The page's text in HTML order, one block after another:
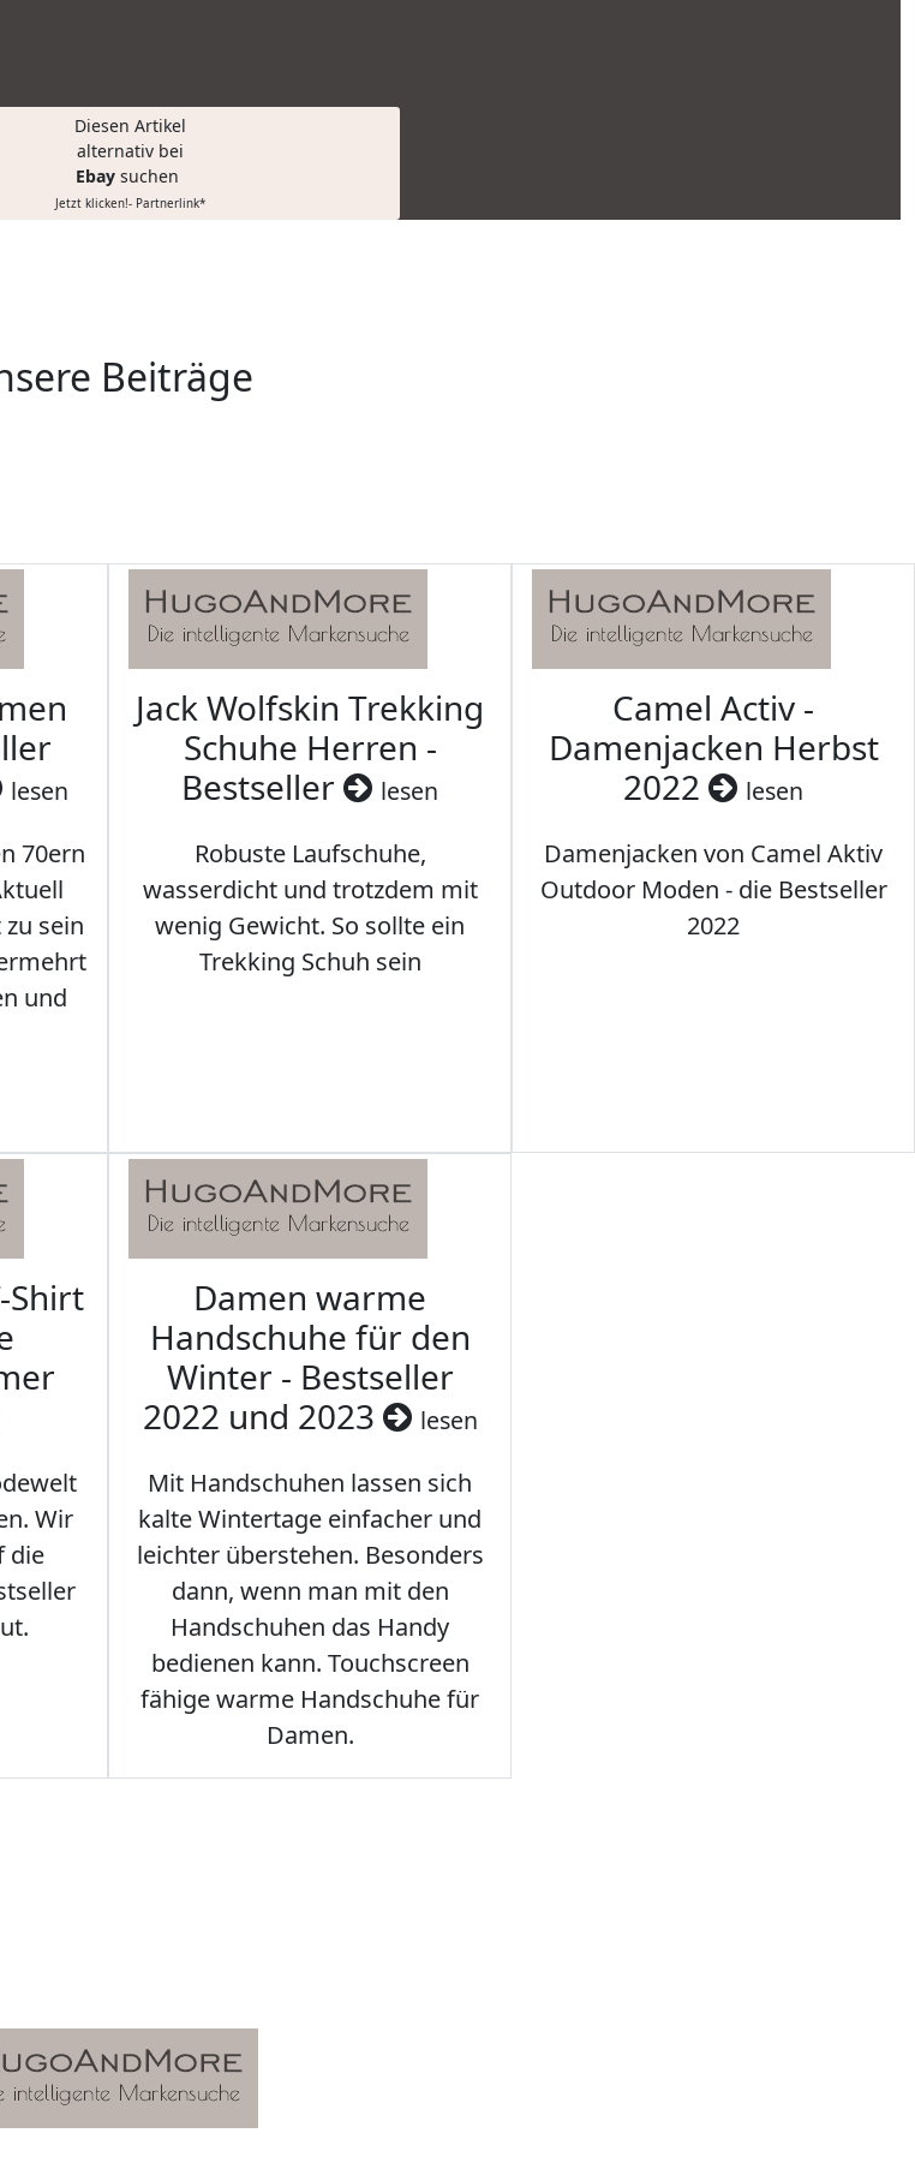
Diesen Artikel
alternativ bei
Ebay suchen
Jetzt klicken!- Partnerlink*
Beiträge
lesen
70ern
sein
und
Jack Wolfskin Trekking
Schuhe Herren -
Bestseller
lesen
Robuste Laufschuhe,
wasserdicht und trotzdem mit
wenig Gewicht. So sollte ein
Trekking Schuh sein
Camel Activ -
Damenjacken Herbst
2022
lesen
Damenjacken von Camel Aktiv
Outdoor Moden - die Bestseller
2022
Shirt
Wir
die
Damen warme
Handschuhe für den
Winter - Bestseller
2022 und 2023
lesen
Mit Handschuhen lassen sich
kalte Wintertage einfacher und
leichter überstehen. Besonders
dann, wenn man mit den
Handschuhen das Handy
bedienen kann. Touchscreen
fähige warme Handschuhe für
Damen.